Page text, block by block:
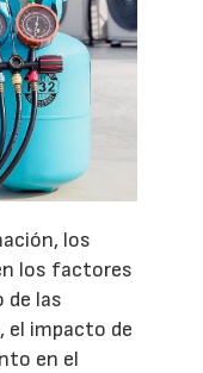
los
los factores
de las
el impacto de
en el